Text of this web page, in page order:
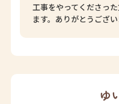
工事をやってくださっ
ます。ありがとうござい
ゆ